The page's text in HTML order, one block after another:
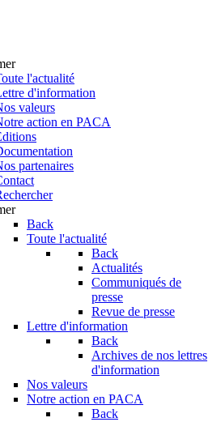
l'actualité
d'information
valeurs
action en PACA
partenaires
Back
Toute l'actualité
Back
Actualités
Communiqués de
presse
Revue de presse
Lettre d'information
Back
Archives de nos lettres
d'information
Nos valeurs
Notre action en PACA
Back